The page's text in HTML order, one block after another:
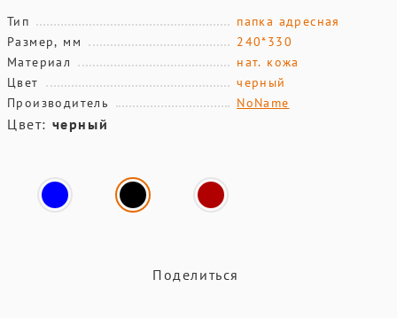
Тип
папка адресная
Размер, мм
240*330
Материал
нат. кожа
Цвет
черный
Производитель
NoName
Цвет: черный
Поделиться